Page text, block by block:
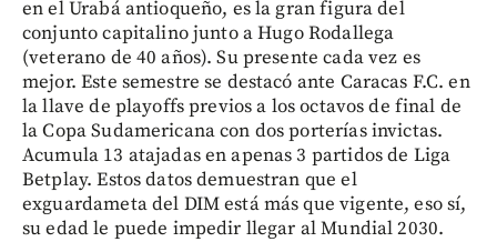
en el Urabá antioqueño, es la gran figura del
conjunto capitalino junto a Hugo Rodallega
(veterano de 40 años). Su presente cada vez es
mejor. Este semestre se destacó ante Caracas F.C. en
la llave de playoffs previos a los octavos de final de
la Copa Sudamericana con dos porterías invictas.
Acumula 13 atajadas en apenas 3 partidos de Liga
Betplay. Estos datos demuestran que el
exguardameta del DIM está más que vigente, eso sí,
su edad le puede impedir llegar al Mundial 2030.